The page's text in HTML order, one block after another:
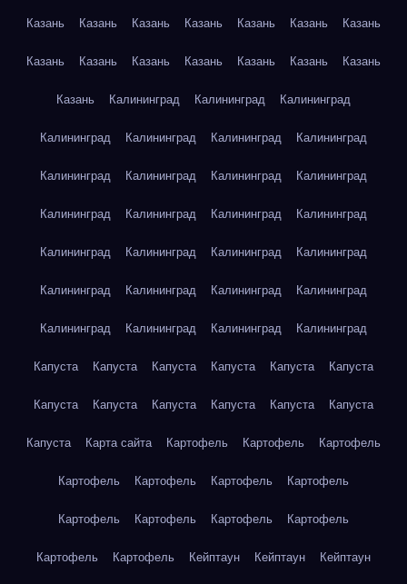
Казань Казань Казань Казань Казань Казань Казань
Казань Казань Казань Казань Казань Казань Казань
Казань Калининград Калининград Калининград
Калининград Калининград Калининград Калининград
Калининград Калининград Калининград Калининград
Калининград Калининград Калининград Калининград
Калининград Калининград Калининград Калининград
Калининград Калининград Калининград Калининград
Калининград Калининград Калининград Калининград
Капуста Капуста Капуста Капуста Капуста Капуста
Капуста Капуста Капуста Капуста Капуста Капуста
Капуста Карта сайта Картофель Картофель Картофель
Картофель Картофель Картофель Картофель
Картофель Картофель Картофель Картофель
Картофель Картофель Кейптаун Кейптаун Кейптаун